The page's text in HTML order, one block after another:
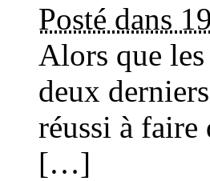
Posté dans
Alors que
deux
réussi à faire
[…]